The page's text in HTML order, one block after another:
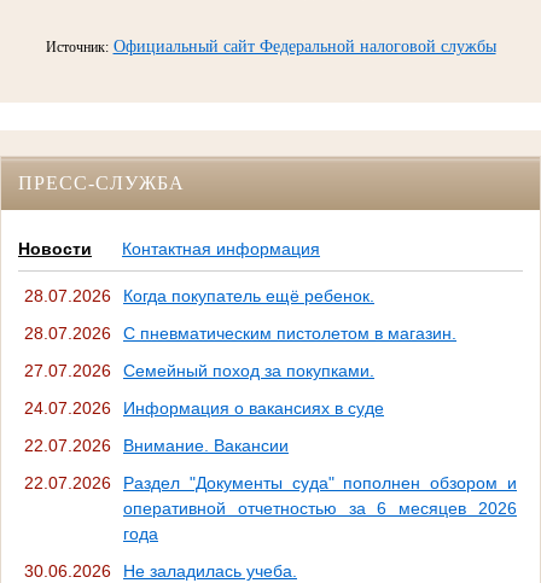
Источник: Официальный сайт Федеральной налоговой службы
ПРЕСС-СЛУЖБА
Новости Контактная информация
28.07.2026
Когда покупатель ещё ребенок.
28.07.2026
С пневматическим пистолетом в магазин.
27.07.2026
Семейный поход за покупками.
24.07.2026
Информация о вакансиях в суде
22.07.2026
Внимание. Вакансии
22.07.2026
Раздел "Документы суда" пополнен обзором и
оперативной отчетностью за 6 месяцев 2026
года
30.06.2026
Не заладилась учеба.